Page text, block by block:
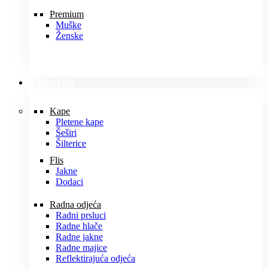
Premium
Muške
Ženske
Kape
Pletene kape
Šeširi
Šilterice
Flis
Jakne
Dodaci
Radna odjeća
Radni prsluci
Radne hlače
Radne jakne
Radne majice
Reflektirajuća odjeća